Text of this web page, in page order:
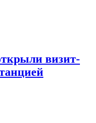
визит-